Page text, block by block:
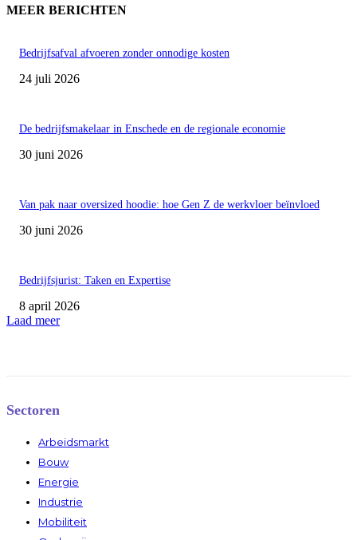
MEER BERICHTEN
Bedrijfsafval afvoeren zonder onnodige kosten
24 juli 2026
De bedrijfsmakelaar in Enschede en de regionale economie
30 juni 2026
Van pak naar oversized hoodie: hoe Gen Z de werkvloer beïnvloed
30 juni 2026
Bedrijfsjurist: Taken en Expertise
8 april 2026
Laad meer
Sectoren
Arbeidsmarkt
Bouw
Energie
Industrie
Mobiliteit